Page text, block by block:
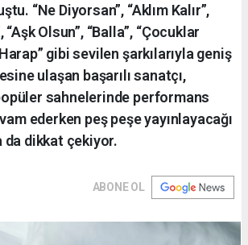
“Ne Diyorsan”, “Aklım Kalır”,
“Aşk Olsun”, “Balla”, “Çocuklar
gibi sevilen şarkılarıyla geniş
ulaşan başarılı sanatçı,
sahnelerinde performans
ederken peş peşe yayınlayacağı
da dikkat çekiyor.
ABONE OL